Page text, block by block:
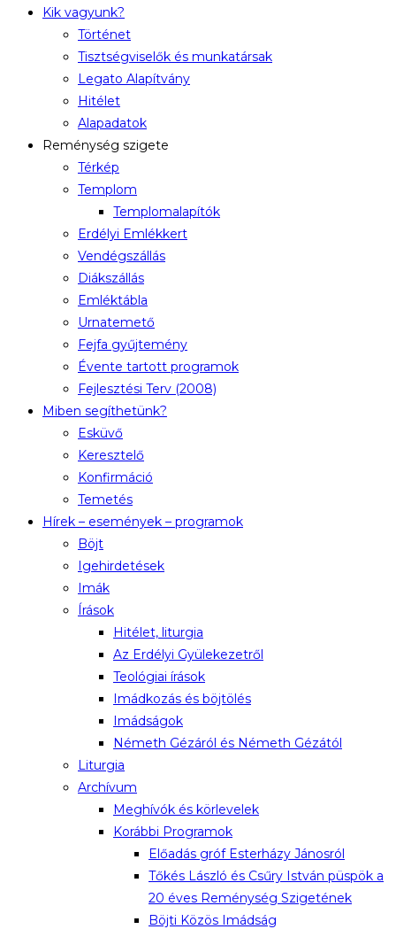
Kik vagyunk?
Történet
Tisztségviselők és munkatársak
Legato Alapítvány
Hitélet
Alapadatok
Reménység szigete
Térkép
Templom
Templomalapítók
Erdélyi Emlékkert
Vendégszállás
Diákszállás
Emléktábla
Urnatemető
Fejfa gyűjtemény
Évente tartott programok
Fejlesztési Terv (2008)
Miben segíthetünk?
Esküvő
Keresztelő
Konfirmáció
Temetés
Hírek – események – programok
Böjt
Igehirdetések
Imák
Írások
Hitélet, liturgia
Az Erdélyi Gyülekezetről
Teológiai írások
Imádkozás és böjtölés
Imádságok
Németh Gézáról és Németh Gézától
Liturgia
Archívum
Meghívók és körlevelek
Korábbi Programok
Előadás gróf Esterházy Jánosról
Tőkés László és Csűry István püspök a
20 éves Reménység Szigetének
Böjti Közös Imádság